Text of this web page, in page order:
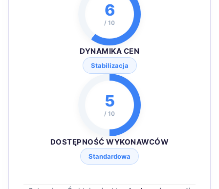
6
/ 10
DYNAMIKA CEN
Stabilizacja
5
/ 10
DOSTĘPNOŚĆ WYKONAWCÓW
Standardowa